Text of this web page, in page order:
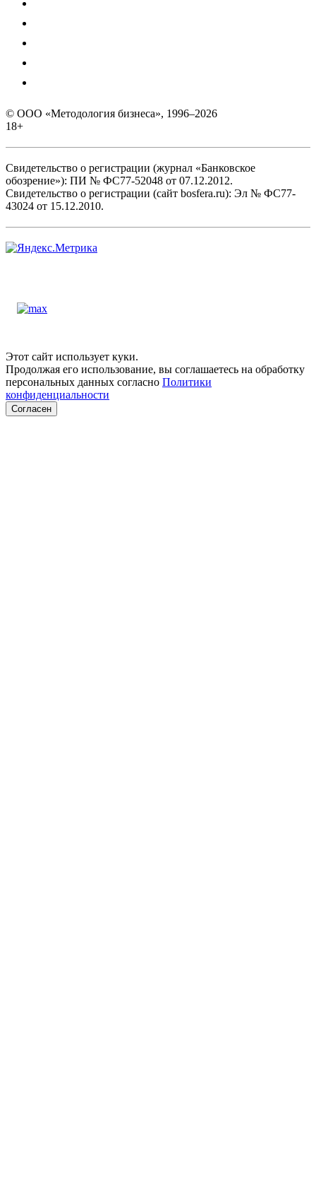
© ООО «Методология бизнеса», 1996–2026
18+
Свидетельство о регистрации (журнал «Банковское
обозрение»): ПИ № ФС77-52048 от 07.12.2012.
Свидетельство о регистрации (сайт bosfera.ru): Эл № ФС77-
43024 от 15.12.2010.
Этот сайт использует куки.
Продолжая его использование, вы соглашаетесь на обработку
персональных данных согласно Политики
конфиденциальности
Согласен